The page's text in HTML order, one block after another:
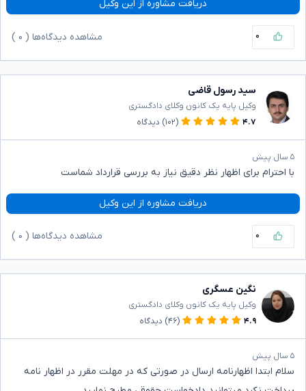
دریافت مشاوره از این وکیل
۰ مشاهده دیدگاه‌ها ( ۰
سید رسول قاضی
وکیل پایه یک کانون وکلای دادگستری
۴.۷
(۱۰۲) دیدگاه
۵ سال پیش
با احترام برای اظهار نظر دقیق نیاز به بررسی قرارداد شماست
دریافت مشاوره از این وکیل
۰ مشاهده دیدگاه‌ها ( ۰
نگین عسگری
وکیل پایه یک کانون وکلای دادگستری
۴.۹
(۴۶) دیدگاه
۵ سال پیش
سلام ابتدا اظهارنامه ارسال در صورتی که در مهلت مقرر در اظهار نامه